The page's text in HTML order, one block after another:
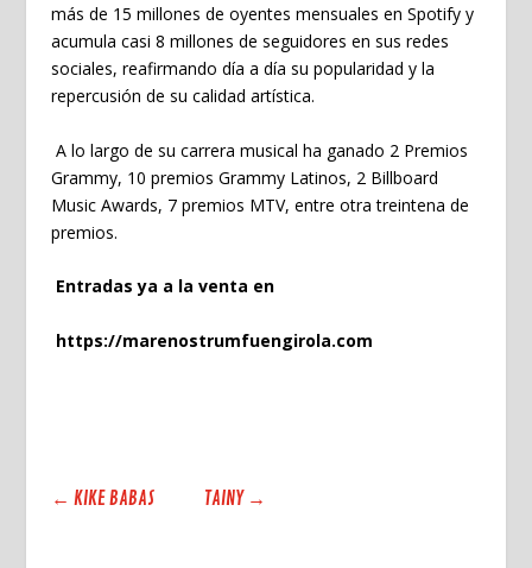
más de 15 millones de oyentes mensuales en Spotify y
acumula casi 8 millones de seguidores en sus redes
sociales, reafirmando día a día su popularidad y la
repercusión de su calidad artística.
A lo largo de su carrera musical ha ganado 2 Premios
Grammy, 10 premios Grammy Latinos, 2 Billboard
Music Awards, 7 premios MTV, entre otra treintena de
premios.
Entradas ya a la venta en
https://marenostrumfuengirola.com
← KIKE BABAS TAINY→